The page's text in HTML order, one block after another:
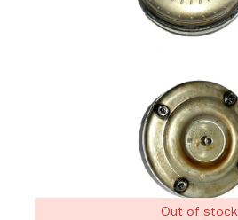
Out of stock